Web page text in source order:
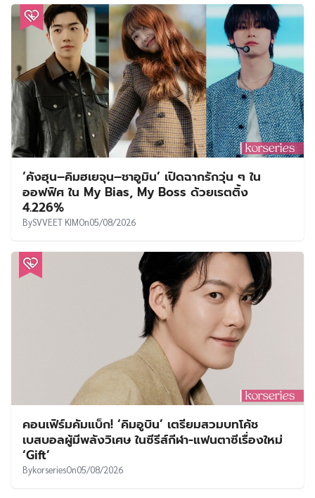
‘คังฮุน–คิมฮเยจุน–ชาอูมิน’ เปิดฉากรักวุ่น ๆ ใน
ออฟฟิศ ใน My Bias, My Boss ด้วยเรตติ้ง
4.226%
BySVVEET KIMOn05/08/2026
คอนเฟิร์มคัมแบ็ก! ‘คิมอูบิน’ เตรียมสวมบทโค้ช
เบสบอลผู้มีพลังวิเศษ ในซีรีส์กีฬา-แฟนตาซีเรื่องใหม่
‘Gift’
BykorseriesOn05/08/2026